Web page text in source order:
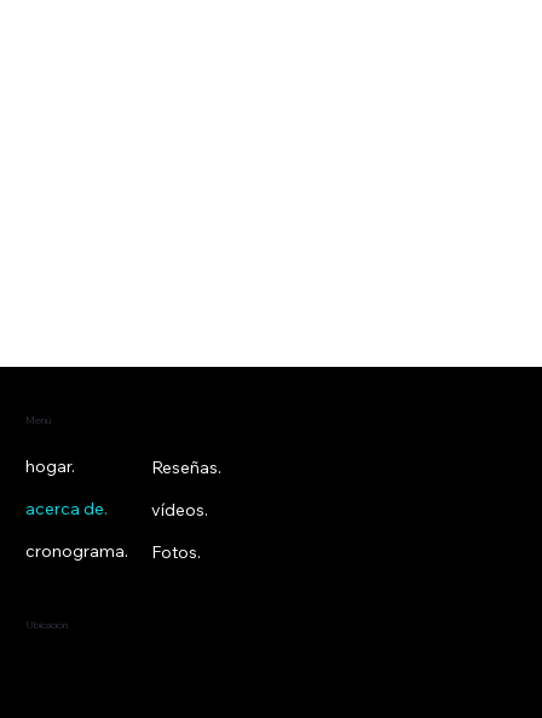
Menú
hogar.
acerca de.
cronograma.
Reseñas.
vídeos.
Fotos.
Ubicación